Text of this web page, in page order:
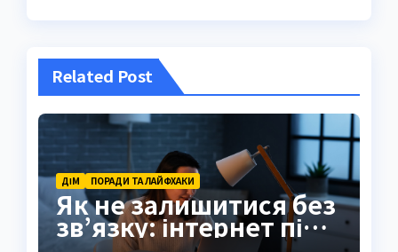
Related Post
ДІМ ПОРАДИ ТА ЛАЙФХАКИ
Як не залишитися без
зв’язку: інтернет під